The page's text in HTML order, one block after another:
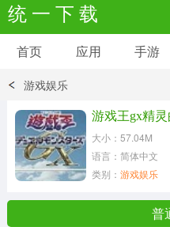
统 一 下 载
安卓应用
网络购物
首页 应用 手游
游戏娱乐
游戏王gx精
大小：57.04M
语言：简体中文
类别： 游戏娱乐
普